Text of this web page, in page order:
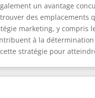
un avantage
des emplacements
marketing, y compris
à la
stratégie pour